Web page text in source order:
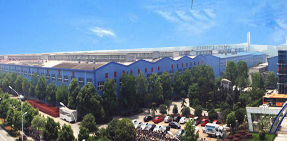
飞机加油车系列
普货半挂车系列
LNG槽车系列
LPG槽车系列
LPG橇装系列